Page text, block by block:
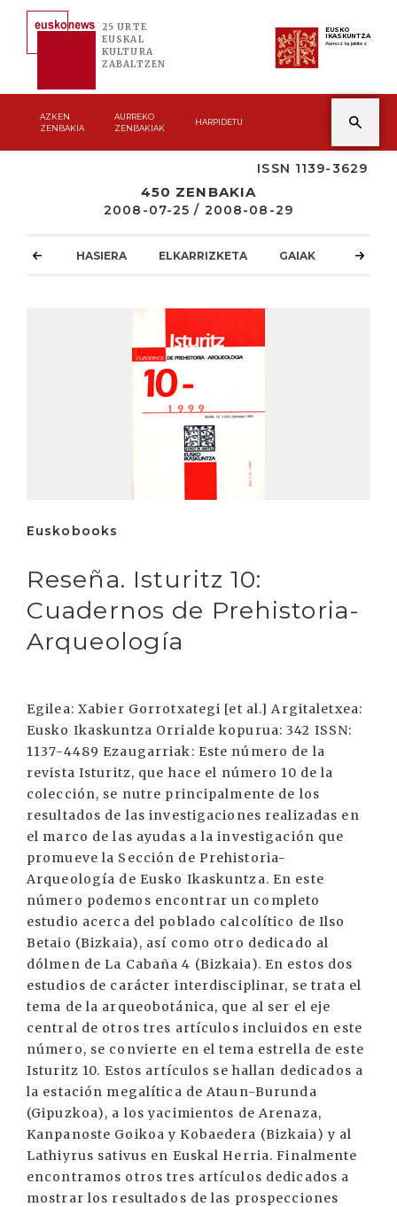
25 URTE
EUSKAL
KULTURA
ZABALTZEN
EUSKO
IKASKUNTZA
Asmoz ta jakitez
AZKEN
ZENBAKIA
AURREKO
ZENBAKIAK
HARPIDETU
ISSN 1139-3629
450 ZENBAKIA
2008-07-25 / 2008-08-29
HASIERA ELKARRIZKETA GAIAK
Euskobooks
Reseña. Isturitz 10:
Cuadernos de Prehistoria-
Arqueología
Egilea: Xabier Gorrotxategi [et al.] Argitaletxea:
Eusko Ikaskuntza Orrialde kopurua: 342 ISSN:
1137-4489 Ezaugarriak: Este número de la
revista Isturitz, que hace el número 10 de la
colección, se nutre principalmente de los
resultados de las investigaciones realizadas en
el marco de las ayudas a la investigación que
promueve la Sección de Prehistoria-
Arqueología de Eusko Ikaskuntza. En este
número podemos encontrar un completo
estudio acerca del poblado calcolítico de Ilso
Betaio (Bizkaia), así como otro dedicado al
dólmen de La Cabaña 4 (Bizkaia). En estos dos
estudios de carácter interdisciplinar, se trata el
tema de la arqueobotánica, que al ser el eje
central de otros tres artículos incluidos en este
número, se convierte en el tema estrella de este
Isturitz 10. Estos artículos se hallan dedicados a
la estación megalítica de Ataun-Burunda
(Gipuzkoa), a los yacimientos de Arenaza,
Kanpanoste Goikoa y Kobaedera (Bizkaia) y al
Lathiyrus sativus en Euskal Herria. Finalmente
encontramos otros tres artículos dedicados a
mostrar los resultados de las prospecciones